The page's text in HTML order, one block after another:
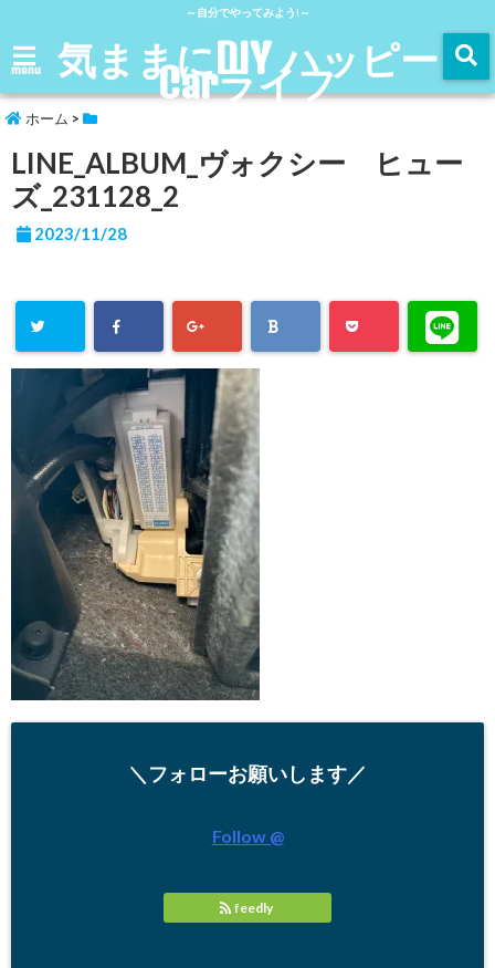
～自分でやってみよう!～
menu 気ままにDIY ハッピー
Carライフ
ホーム >
LINE_ALBUM_ヴォクシー ヒュー
ズ_231128_2
2023/11/28
＼フォローお願いします／
Follow @
feedly